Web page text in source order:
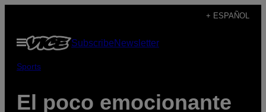
contenido
+ ESPAÑOL
Abrir
Menú
SubscribeNewsletter
Sports
El poco emocionante